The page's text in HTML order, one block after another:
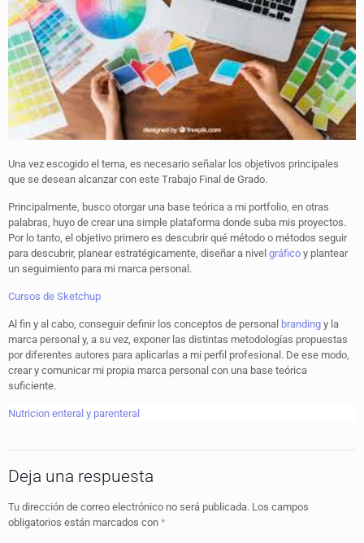
Una vez escogido el tema, es necesario señalar los objetivos principales
que se desean alcanzar con este Trabajo Final de Grado.
Principalmente, busco otorgar una base teórica a mi portfolio, en otras
palabras, huyo de crear una simple plataforma donde suba mis proyectos.
Por lo tanto, el objetivo primero es descubrir qué método o métodos seguir
para descubrir, planear estratégicamente, diseñar a nivel gráfico y plantear
un seguimiento para mi marca personal.
Cursos de Sketchup
Al fin y al cabo, conseguir definir los conceptos de personal branding y la
marca personal y, a su vez, exponer las distintas metodologías propuestas
por diferentes autores para aplicarlas a mi perfil profesional. De ese modo,
crear y comunicar mi propia marca personal con una base teórica
suficiente.
Nutricion enteral y parenteral
Deja una respuesta
Tu dirección de correo electrónico no será publicada. Los campos
obligatorios están marcados con *